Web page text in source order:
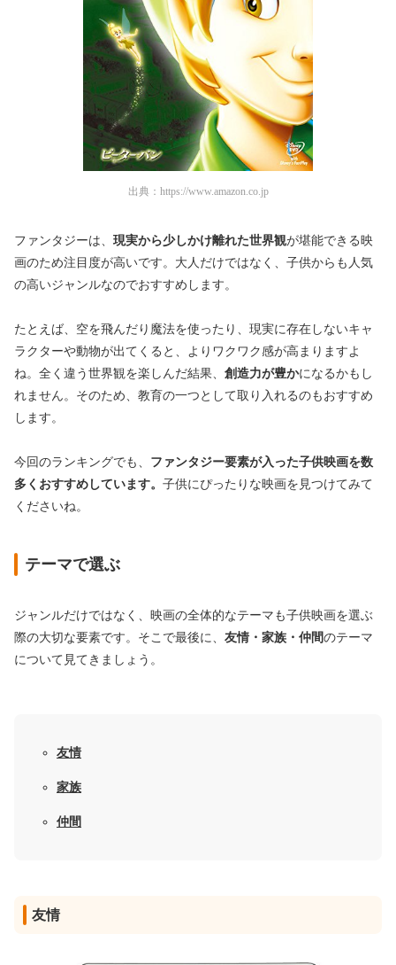
出典： https://www.amazon.co.jp
ファンタジーは、 現実から少しかけ離れた世界観が堪能できる映
画のため注目度が高いです。大人だけではなく、子供からも人気
の高いジャンルなのでおすすめします。
たとえば、空を飛んだり魔法を使ったり、現実に存在しないキャ
ラクターや動物が出てくると、よりワクワク感が高まりますよ
ね。全く違う世界観を楽しんだ結果、 創造力が豊かになるかもし
れません。そのため、教育の一つとして取り入れるのもおすすめ
します。
今回のランキングでも、 ファンタジー要素が入った子供映画を数
多くおすすめしています。 子供にぴったりな映画を見つけてみて
くださいね。
テーマで選ぶ
ジャンルだけではなく、映画の全体的なテーマも子供映画を選ぶ
際の大切な要素です。そこで最後に、 友情・家族・仲間のテーマ
について見てきましょう。
友情
家族
仲間
友情